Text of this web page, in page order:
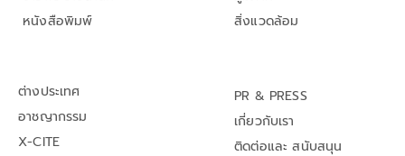
หนังสือพิมพ์
สิ่งแวดล้อม
ต่างประเทศ
อาชญากรรม
X-CITE
PR & PRESS
เกี่ยวกับเรา
ติดต่อและ สนับสนุน